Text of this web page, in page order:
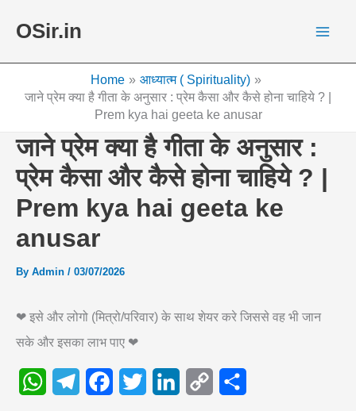
OSir.in
Home
आध्यात्म ( Spirituality)
जाने प्रेम क्या है गीता के अनुसार : प्रेम कैसा और कैसे होना चाहिये ? |
Prem kya hai geeta ke anusar
जाने प्रेम क्या है गीता के अनुसार :
प्रेम कैसा और कैसे होना चाहिये ? |
Prem kya hai geeta ke
anusar
By Admin / 03/07/2026
❤ इसे और लोगो (मित्रो/परिवार) के साथ शेयर करे जिससे वह भी जान
सके और इसका लाभ पाए ❤
W